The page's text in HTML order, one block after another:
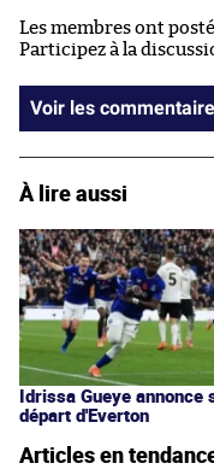
Les membres ont
Participez à la
Voir les
À lire aussi
Idrissa Gueye annonce
départ d'Everton
Articles en